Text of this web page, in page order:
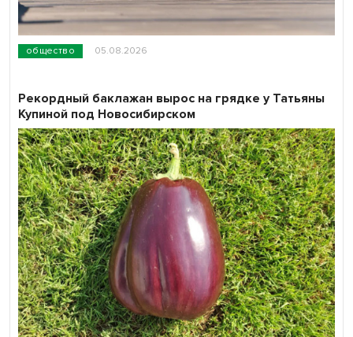
общество 05.08.2026
Рекордный баклажан вырос на грядке у Татьяны
Купиной под Новосибирском